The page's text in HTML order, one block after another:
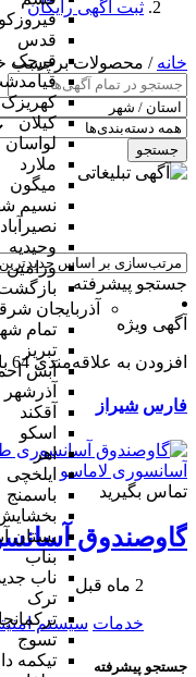
قدس
قرچک
کهریزک
کیلان
لواسان
ملارد
میگون
نسیم
نصیرآباد
وحیدیه
ورامین
آذربایجان
تمام
تبریز
آبش
آذرشهر
آقکند
اسکو
اهر
ایلخچی
باسمنج
بستان
بناب
ناب
ترک
تسوج
تیکمه
ثبت اگهی رایگان
خانه / محصولات برچسب
جستجو
جستجو پیشرفته
آگهی ویژه
افزودن به علاقه‌مندی 64 بازدید
فارس شیراز
تماس بگیرید
گاوصندوق
2 ماه قبل
خدمات سیستم
جستجو پیشرفته